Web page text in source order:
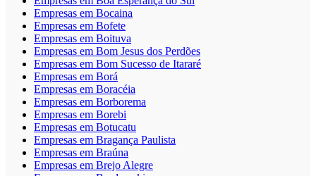
Empresas em Bocaina
Empresas em Bofete
Empresas em Boituva
Empresas em Bom Jesus dos Perdões
Empresas em Bom Sucesso de Itararé
Empresas em Borá
Empresas em Boracéia
Empresas em Borborema
Empresas em Borebi
Empresas em Botucatu
Empresas em Bragança Paulista
Empresas em Braúna
Empresas em Brejo Alegre